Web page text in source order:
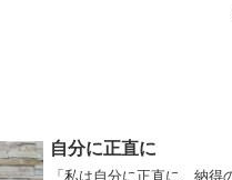
自分に正直に
「私は自分に正直に、納得